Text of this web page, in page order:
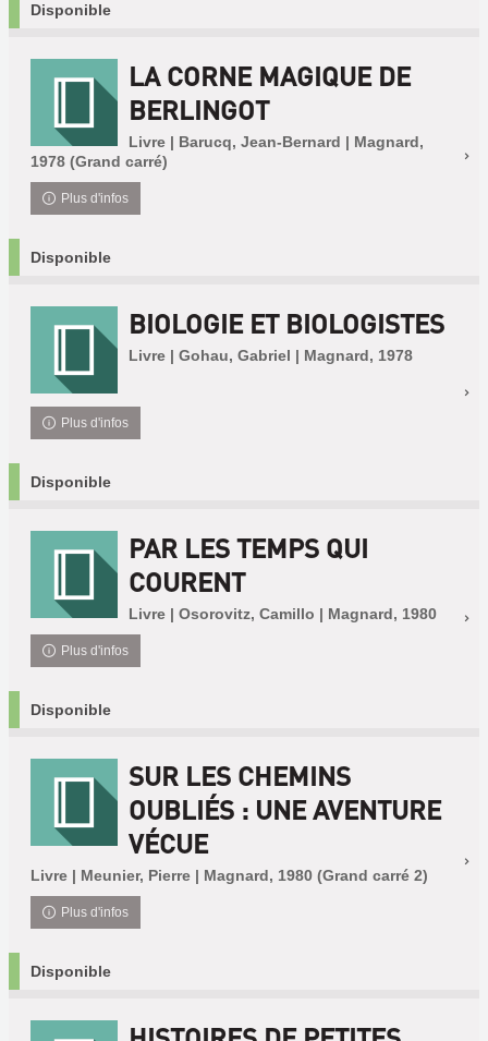
Disponible
LA CORNE MAGIQUE DE
BERLINGOT
Livre | Barucq, Jean-Bernard | Magnard,
1978 (Grand carré)
Plus d'infos
Disponible
BIOLOGIE ET BIOLOGISTES
Livre | Gohau, Gabriel | Magnard, 1978
Plus d'infos
Disponible
PAR LES TEMPS QUI
COURENT
Livre | Osorovitz, Camillo | Magnard, 1980
Plus d'infos
Disponible
SUR LES CHEMINS
OUBLIÉS : UNE AVENTURE
VÉCUE
Livre | Meunier, Pierre | Magnard, 1980 (Grand carré 2)
Plus d'infos
Disponible